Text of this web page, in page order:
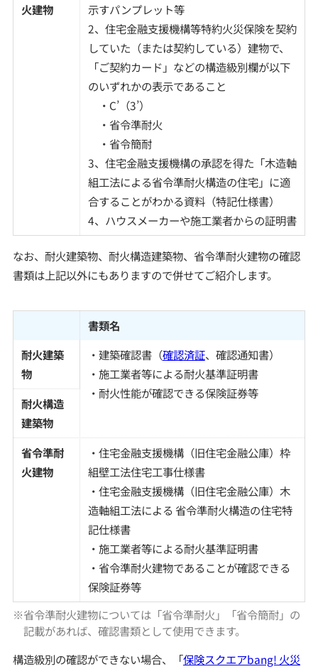
火建物
示すパンプレット等
2、住宅金融支援機構等特約火災保険を契約
していた（または契約している）建物で、
「ご契約カード」などの構造級別欄が以下
のいずれかの表示であること
・C’（3’）
・省令準耐火
・省令簡耐
3、住宅金融支援機構の承認を得た「木造軸
組工法による省令準耐火構造の住宅」に適
合することがわかる資料（特記仕様書）
4、ハウスメーカーや施工業者からの証明書
なお、耐火建築物、耐火構造建築物、省令準耐火建物の確認
書類は上記以外にもありますので併せてご紹介します。
書類名
耐火建築
物
・建築確認書（確認済証、確認通知書）
・施工業者等による耐火基準証明書
・耐火性能が確認できる保険証券等
耐火構造
建築物
省令準耐
火建物
・住宅金融支援機構（旧住宅金融公庫）枠
組壁工法住宅工事仕様書
・住宅金融支援機構（旧住宅金融公庫）木
造軸組工法による 省令準耐火構造の住宅特
記仕様書
・施工業者等による耐火基準証明書
・省令準耐火建物であることが確認できる
保険証券等
※省令準耐火建物については「省令準耐火」「省令簡耐」の
記載があれば、確認書類として使用できます。
構造級別の確認ができない場合、「保険スクエアbang! 火災